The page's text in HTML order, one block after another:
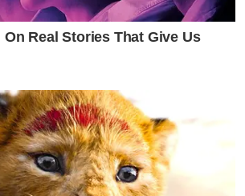
Real Stories That Give Us